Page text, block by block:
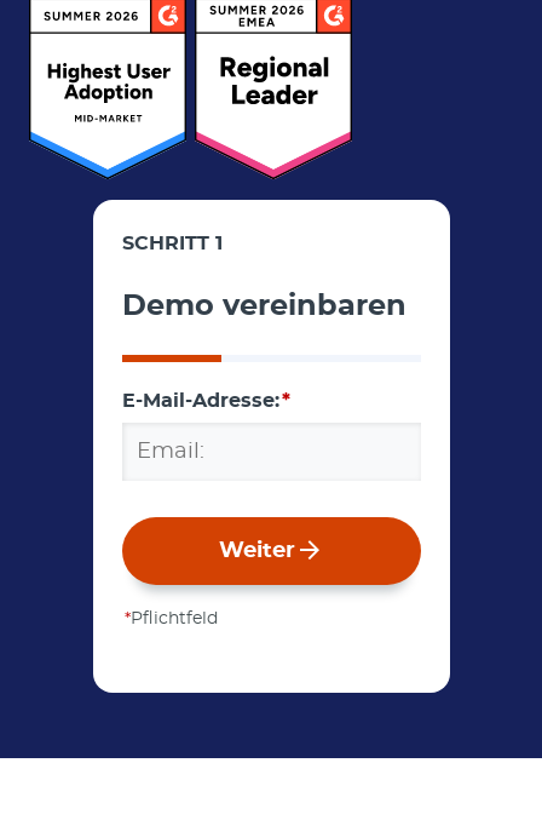
Demo vereinbaren
SCHRITT 1
E-Mail-Adresse:*
Weiter
*Pflichtfeld